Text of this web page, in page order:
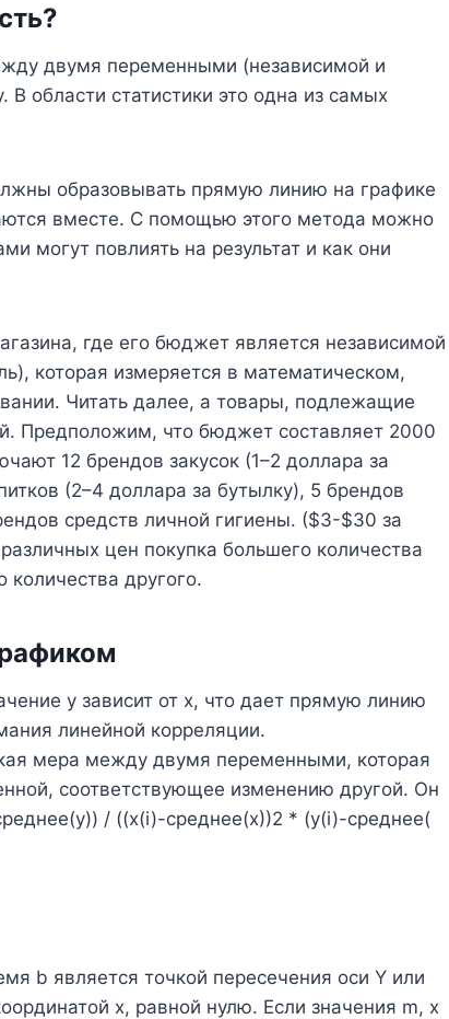
двумя переменными (независимой и
области статистики это одна из самых
образовывать прямую линию на графике
вместе. С помощью этого метода можно
могут повлиять на результат и как они
где его бюджет является независимой
которая измеряется в математическом,
Читать далее, а товары, подлежащие
Предположим, что бюджет составляет 2000
12 брендов закусок (1–2 доллара за
(2–4 доллара за бутылку), 5 брендов
средств личной гигиены. ($3-$30 за
цен покупка большего количества
количества другого.
y зависит от x, что дает прямую линию
линейной корреляции.
мера между двумя переменными, которая
соответствующее изменению другой. Он
/ ((x(i)-среднее(x))2 * (y(i)-среднее(
b является точкой пересечения оси Y или
x, равной нулю. Если значения m, x